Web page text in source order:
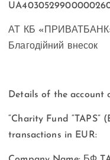
АТ КБ
Благодійний внесок
Details of the account
“Charity Fund “TAPS”
transactions in EUR: